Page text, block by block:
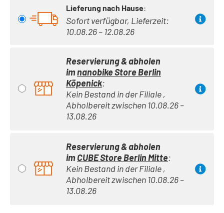
Lieferung nach Hause:
Sofort verfügbar, Lieferzeit:
10.08.26 – 12.08.26
Reservierung & abholen
imnanobike Store Berlin
Köpenick:
Kein Bestand in der Filiale ,
Abholbereit zwischen 10.08.26 –
13.08.26
Reservierung & abholen
imCUBE Store Berlin Mitte:
Kein Bestand in der Filiale ,
Abholbereit zwischen 10.08.26 –
13.08.26